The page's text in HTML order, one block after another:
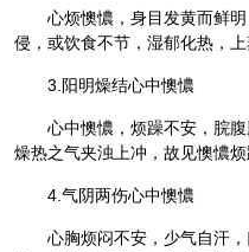
心烦懊憹，身目发黄而鲜
侵，或饮食不节，湿郁化热，上
3.阳明燥结心中懊憹
心中懊憹，烦躁不安，脘
燥热之气夹浊上冲，故见懊憹烦
4.气阴两伤心中懊憹
心胸烦闷不安，少气自汗